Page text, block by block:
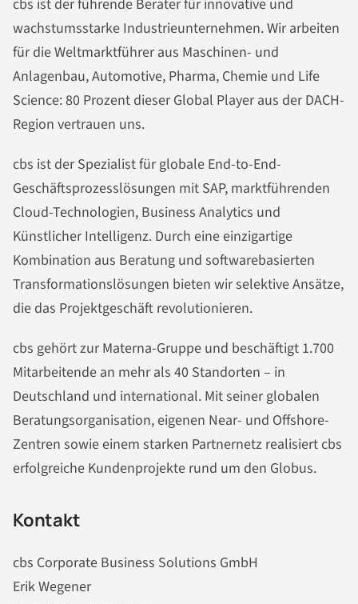
cbs ist der führende Berater für innovative und
wachstumsstarke Industrieunternehmen. Wir arbeiten
für die Weltmarktführer aus Maschinen- und
Anlagenbau, Automotive, Pharma, Chemie und Life
Science: 80 Prozent dieser Global Player aus der DACH-
Region vertrauen uns.
cbs ist der Spezialist für globale End-to-End-
Geschäftsprozesslösungen mit SAP, marktführenden
Cloud-Technologien, Business Analytics und
Künstlicher Intelligenz. Durch eine einzigartige
Kombination aus Beratung und softwarebasierten
Transformationslösungen bieten wir selektive Ansätze,
die das Projektgeschäft revolutionieren.
cbs gehört zur Materna-Gruppe und beschäftigt 1.700
Mitarbeitende an mehr als 40 Standorten – in
Deutschland und international. Mit seiner globalen
Beratungsorganisation, eigenen Near- und Offshore-
Zentren sowie einem starken Partnernetz realisiert cbs
erfolgreiche Kundenprojekte rund um den Globus.
Kontakt
cbs Corporate Business Solutions GmbH
Erik Wegener